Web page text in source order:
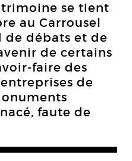
se tient
au Carrousel
de débats et de
de certains
faire des
de
faute de